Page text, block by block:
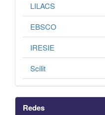
LILACS
EBSCO
IRESIE
Scilit
Redes